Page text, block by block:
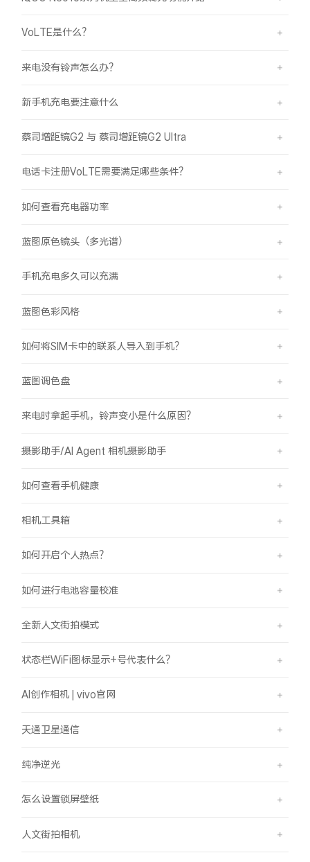
VoLTE是什么？
来电没有铃声怎么办？
新手机充电要注意什么
蔡司增距镜G2 与 蔡司增距镜G2 Ultra
电话卡注册VoLTE需要满足哪些条件？
如何查看充电器功率
蓝图原色镜头（多光谱）
手机充电多久可以充满
蓝图色彩风格
如何将SIM卡中的联系人导入到手机？
蓝图调色盘
来电时拿起手机，铃声变小是什么原因？
摄影助手/AI Agent 相机摄影助手
如何查看手机健康
相机工具箱
如何开启个人热点？
如何进行电池容量校准
全新人文街拍模式
状态栏WiFi图标显示+号代表什么？
AI创作相机 | vivo官网
天通卫星通信
纯净逆光
怎么设置锁屏壁纸
人文街拍相机